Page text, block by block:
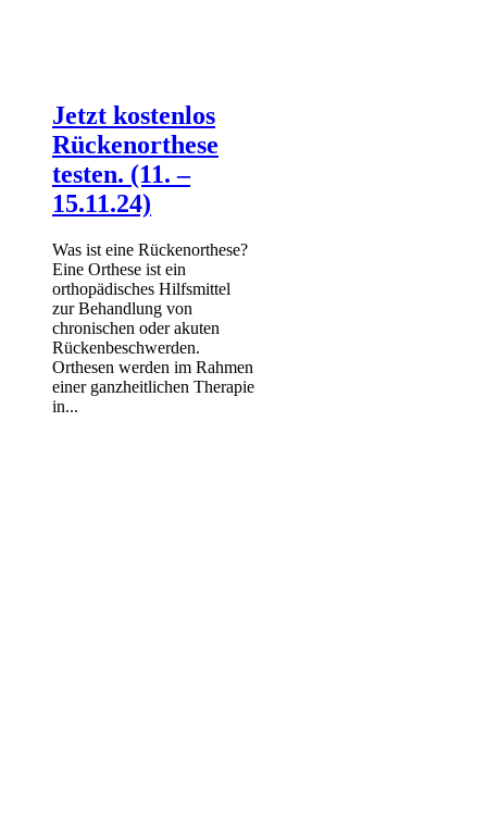
Jetzt kostenlos
Rückenorthese
testen. (11. –
15.11.24)
Was ist eine Rückenorthese?
Eine Orthese ist ein
orthopädisches Hilfsmittel
zur Behandlung von
chronischen oder akuten
Rückenbeschwerden.
Orthesen werden im Rahmen
einer ganzheitlichen Therapie
in...